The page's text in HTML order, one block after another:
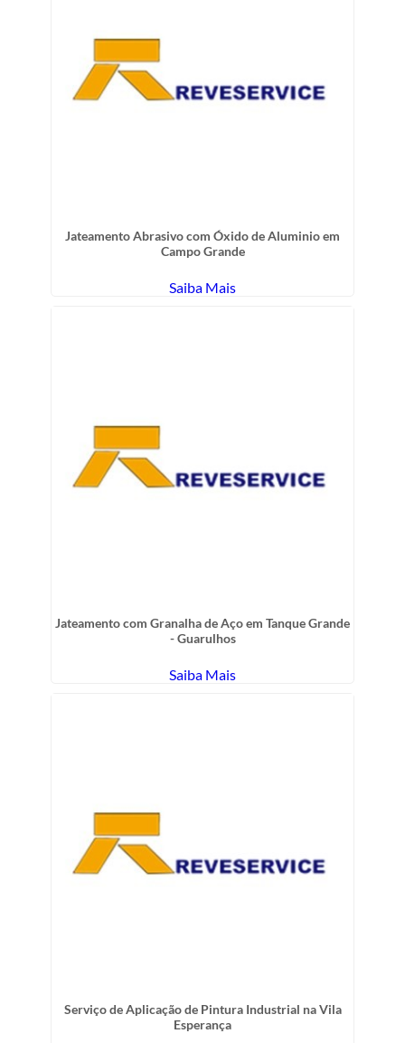
Jateamento Abrasivo com Óxido de Aluminio em
Campo Grande
Saiba Mais
Jateamento com Granalha de Aço em Tanque Grande
- Guarulhos
Saiba Mais
Serviço de Aplicação de Pintura Industrial na Vila
Esperança